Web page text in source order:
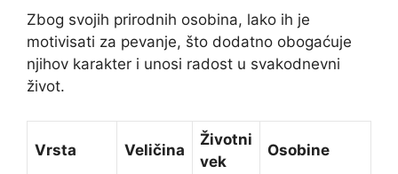
Zbog svojih prirodnih osobina, lako ih je
motivisati za pevanje, što dodatno obogaćuje
njihov karakter i unosi radost u svakodnevni
život.
Vrsta Veličina
Životni
vek
Osobine